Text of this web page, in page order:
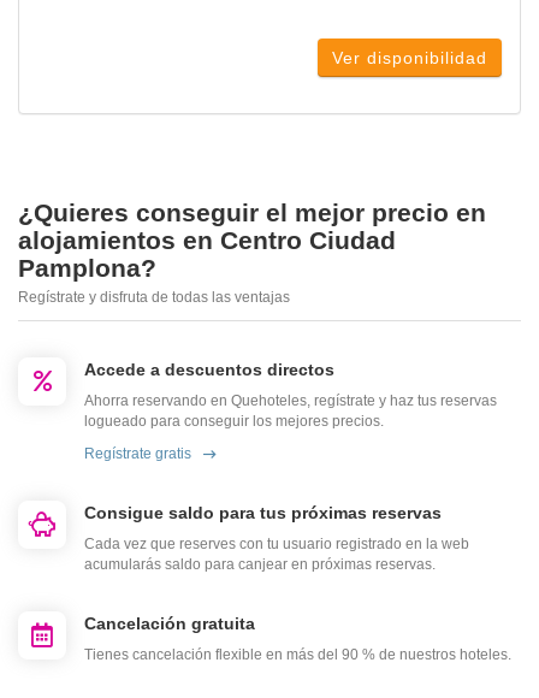
Ver disponibilidad
¿Quieres conseguir el mejor precio en
alojamientos en Centro Ciudad
Pamplona?
Regístrate y disfruta de todas las ventajas
Accede a descuentos directos
Ahorra reservando en Quehoteles, regístrate y haz tus reservas
logueado para conseguir los mejores precios.
Regístrate gratis
Consigue saldo para tus próximas reservas
Cada vez que reserves con tu usuario registrado en la web
acumularás saldo para canjear en próximas reservas.
Cancelación gratuita
Tienes cancelación flexible en más del 90 % de nuestros hoteles.